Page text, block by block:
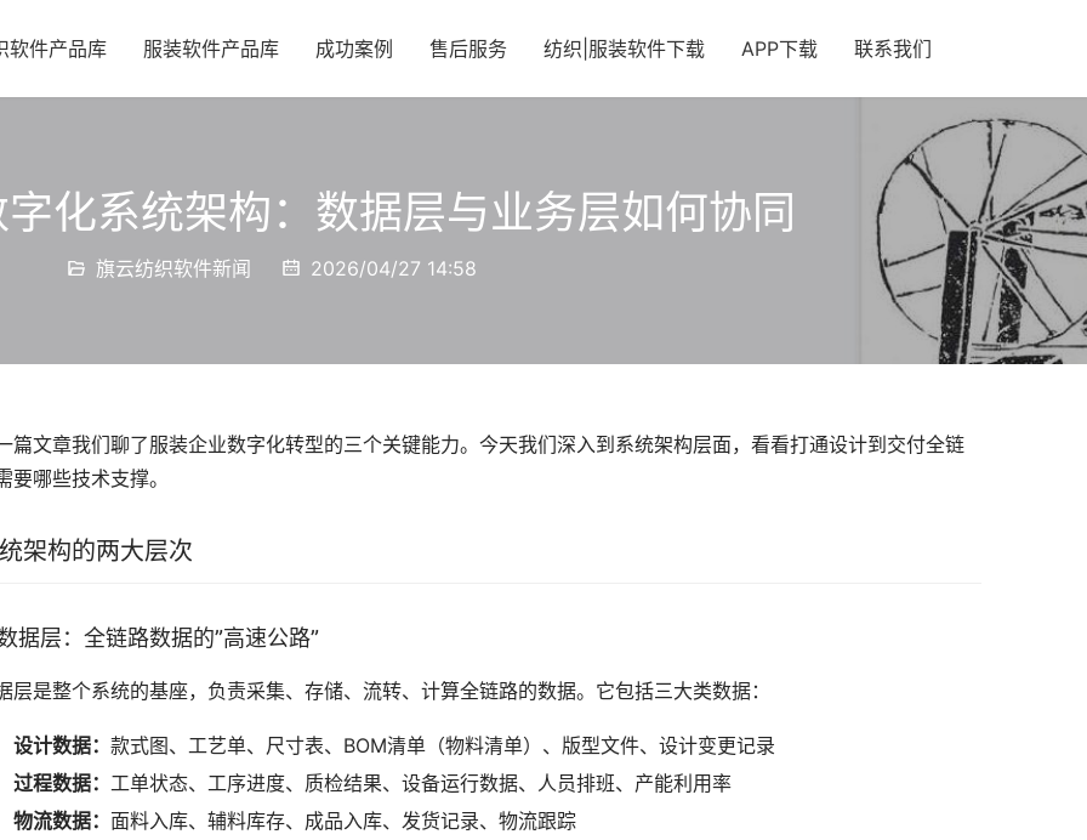
软件产品库 服装软件产品库 成功案例 售后服务 纺织|服装软件下载 APP下载 联系我们
化系统架构：数据层与业务层如何协同
旗云纺织软件新闻 2026/04/27 14:58
篇文章我们聊了服装企业数字化转型的三个关键能力。今天我们深入到系统架构层面，看看打通设计到交付全链
要哪些技术支撑。
架构的两大层次
据层：全链路数据的”高速公路”
层是整个系统的基座，负责采集、存储、流转、计算全链路的数据。它包括三大类数据：
设计数据： 款式图、工艺单、尺寸表、BOM清单（物料清单）、版型文件、设计变更记录
过程数据： 工单状态、工序进度、质检结果、设备运行数据、人员排班、产能利用率
物流数据： 面料入库、辅料库存、成品入库、发货记录、物流跟踪